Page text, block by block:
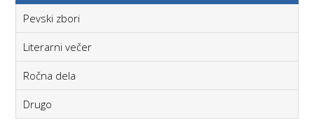
Pevski zbori
Literarni večer
Ročna dela
Drugo